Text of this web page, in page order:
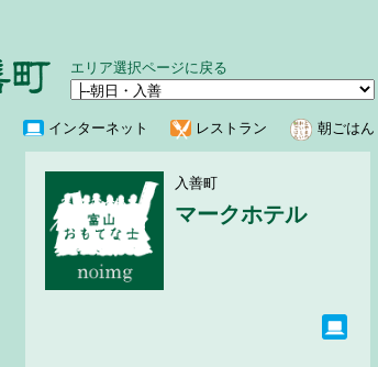
エリア選択ページに戻る
インターネット レストラン 朝ごはん
入善町
マークホテル